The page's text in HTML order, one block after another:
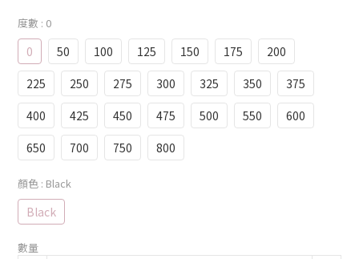
度數 : 0
0 50 100 125 150 175
200
225
250 275 300 325 350
375
400
425 450 475 500 550
600
650
700 750 800
顏色 : Black
Black
數量